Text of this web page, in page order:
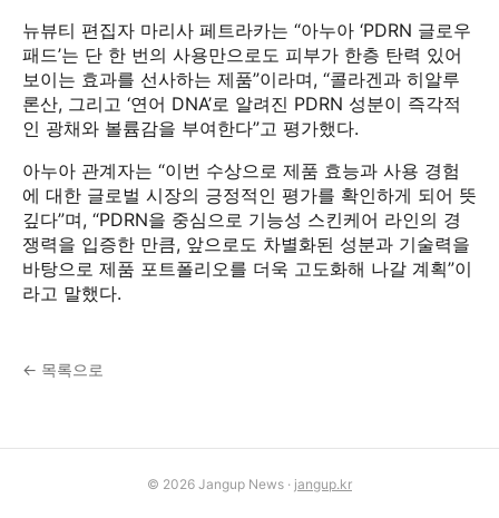
뉴뷰티 편집자 마리사 페트라카는 “아누아 ‘PDRN 글로우
패드’는 단 한 번의 사용만으로도 피부가 한층 탄력 있어
보이는 효과를 선사하는 제품”이라며, “콜라겐과 히알루
론산, 그리고 ‘연어 DNA’로 알려진 PDRN 성분이 즉각적
인 광채와 볼륨감을 부여한다”고 평가했다.
아누아 관계자는 “이번 수상으로 제품 효능과 사용 경험
에 대한 글로벌 시장의 긍정적인 평가를 확인하게 되어 뜻
깊다”며, “PDRN을 중심으로 기능성 스킨케어 라인의 경
쟁력을 입증한 만큼, 앞으로도 차별화된 성분과 기술력을
바탕으로 제품 포트폴리오를 더욱 고도화해 나갈 계획”이
라고 말했다.
← 목록으로
© 2026 Jangup News · jangup.kr